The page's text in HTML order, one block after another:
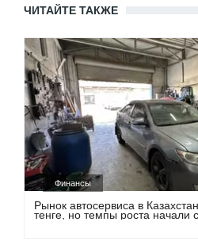
ЧИТАЙТЕ ТАКЖЕ
Финансы
Рынок автосервиса в
тенге, но темпы роста начали